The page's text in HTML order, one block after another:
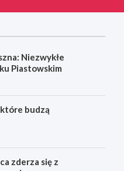
Niezwykłe
Piastowskim
budzą
zderza się z